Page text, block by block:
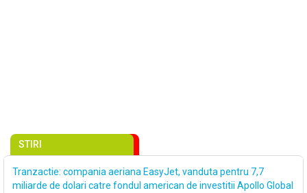
STIRI
Tranzactie: compania aeriana EasyJet, vanduta pentru 7,7
miliarde de dolari catre fondul american de investitii Apollo Global